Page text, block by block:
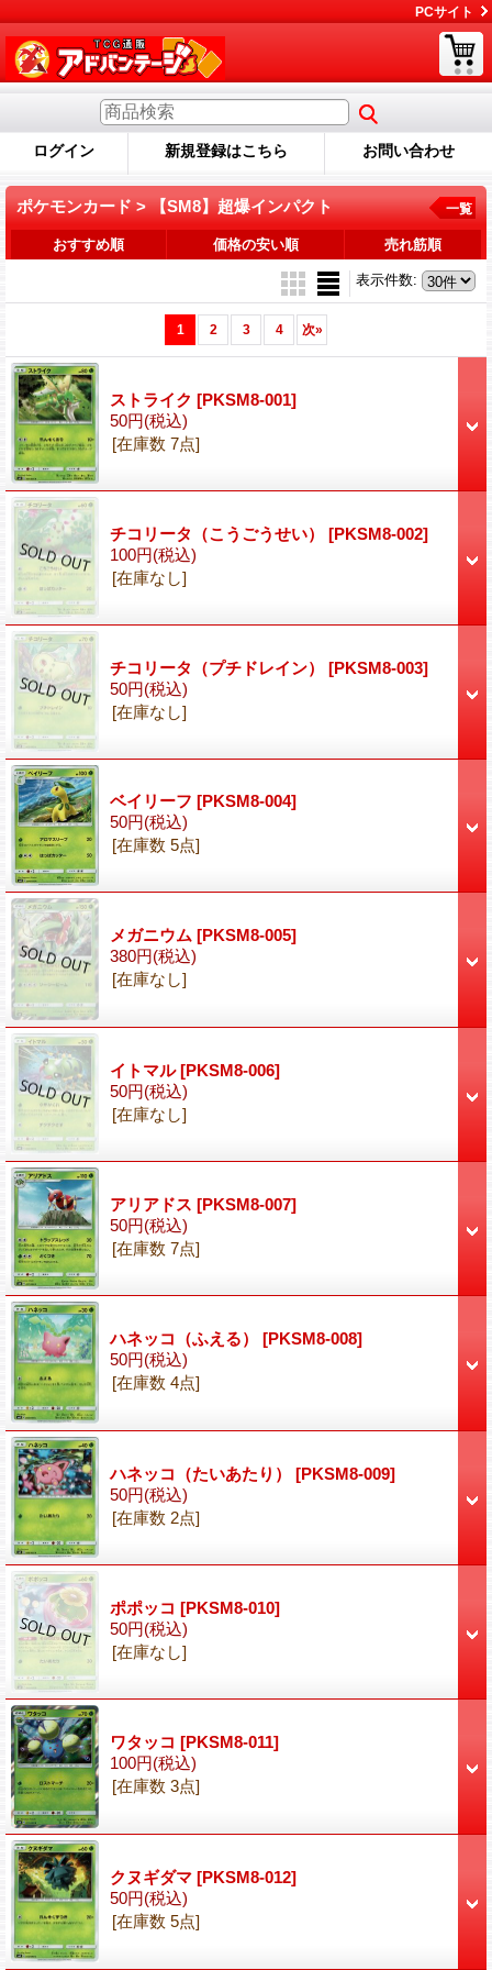
PCサイト
ログイン 新規登録はこちら お問い合わせ
ポケモンカード > 【SM8】超爆インパクト 一覧
おすすめ順 価格の安い順 売れ筋順
表示件数:
1 2 3 4 次»
ストライク [PKSM8-001]
50円(税込)
[在庫数 7点]
チコリータ（こうごうせい） [PKSM8-002]
100円(税込)
[在庫なし]
チコリータ（プチドレイン） [PKSM8-003]
50円(税込)
[在庫なし]
ベイリーフ [PKSM8-004]
50円(税込)
[在庫数 5点]
メガニウム [PKSM8-005]
380円(税込)
[在庫なし]
イトマル[PKSM8-006]
50円(税込)
[在庫なし]
アリアドス [PKSM8-007]
50円(税込)
[在庫数 7点]
ハネッコ（ふえる） [PKSM8-008]
50円(税込)
[在庫数 4点]
ハネッコ（たいあたり） [PKSM8-009]
50円(税込)
[在庫数 2点]
ポポッコ [PKSM8-010]
50円(税込)
[在庫なし]
ワタッコ [PKSM8-011]
100円(税込)
[在庫数 3点]
クヌギダマ [PKSM8-012]
50円(税込)
[在庫数 5点]